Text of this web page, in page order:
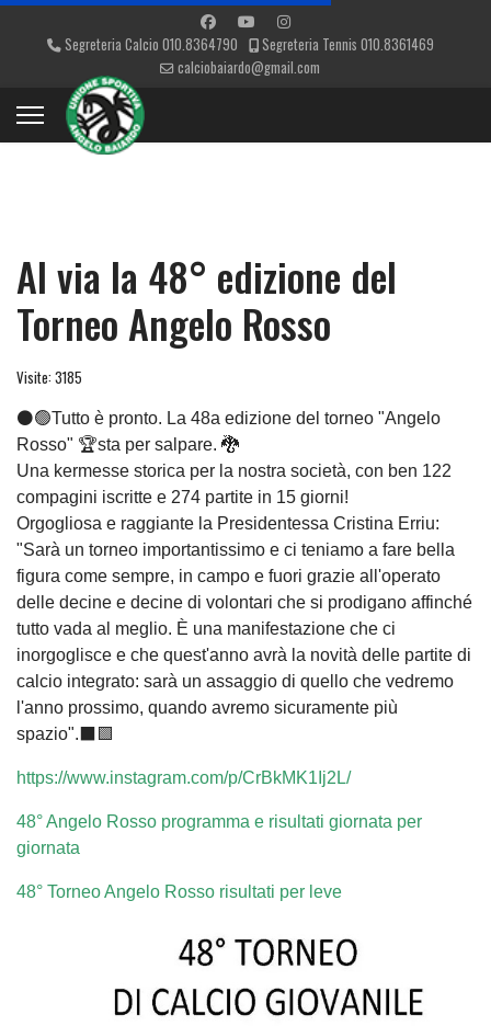
Segreteria Calcio 010.8364790
Segreteria Tennis 010.8361469
calciobaiardo@gmail.com
Al via la 48° edizione del
Torneo Angelo Rosso
Visite: 3185
⚫🟢Tutto è pronto. La 48a edizione del torneo "Angelo
Rosso" 🏆sta per salpare. 🐉
Una kermesse storica per la nostra società, con ben 122
compagini iscritte e 274 partite in 15 giorni!
Orgogliosa e raggiante la Presidentessa Cristina Erriu:
"Sarà un torneo importantissimo e ci teniamo a fare bella
figura come sempre, in campo e fuori grazie all'operato
delle decine e decine di volontari che si prodigano affinché
tutto vada al meglio. È una manifestazione che ci
inorgoglisce e che quest'anno avrà la novità delle partite di
calcio integrato: sarà un assaggio di quello che vedremo
l'anno prossimo, quando avremo sicuramente più
spazio".⬛🟩
https://www.instagram.com/p/CrBkMK1Ij2L/
48° Angelo Rosso programma e risultati giornata per
giornata
48° Torneo Angelo Rosso risultati per leve